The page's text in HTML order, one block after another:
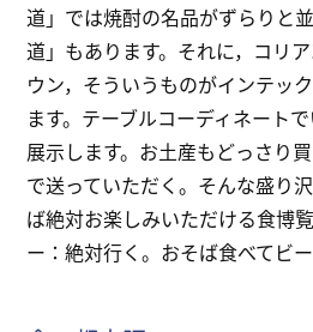
道」では焼酎の名品がずらりと
道」もあります。それに，コリ
ウン，そういうものがインテッ
ます。テーブルコーディネート
展示します。お土産もどっさり
で送っていただく。そんな盛り
ば絶対お楽しみいただける食博
ー：絶対行く。おそば食べてビ